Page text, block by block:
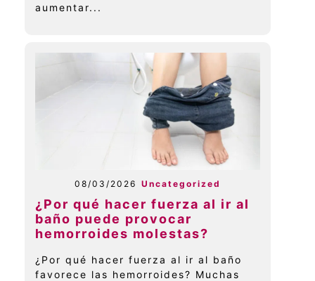
aumentar...
08/03/2026 Uncategorized
¿Por qué hacer fuerza al ir al
baño puede provocar
hemorroides molestas?
¿Por qué hacer fuerza al ir al baño
favorece las hemorroides? Muchas